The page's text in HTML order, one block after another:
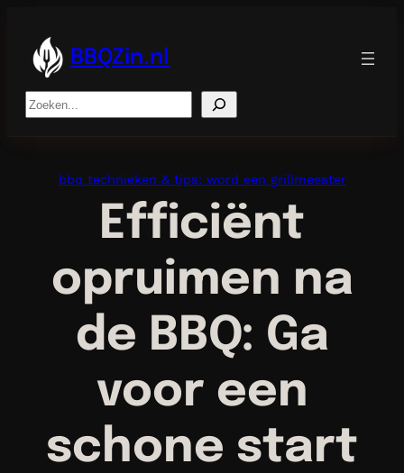
inhoud
BBQZin.nl
Search
bbq technieken & tips: word een grillmeester
Efficiënt
opruimen na
de BBQ: Ga
voor een
schone start